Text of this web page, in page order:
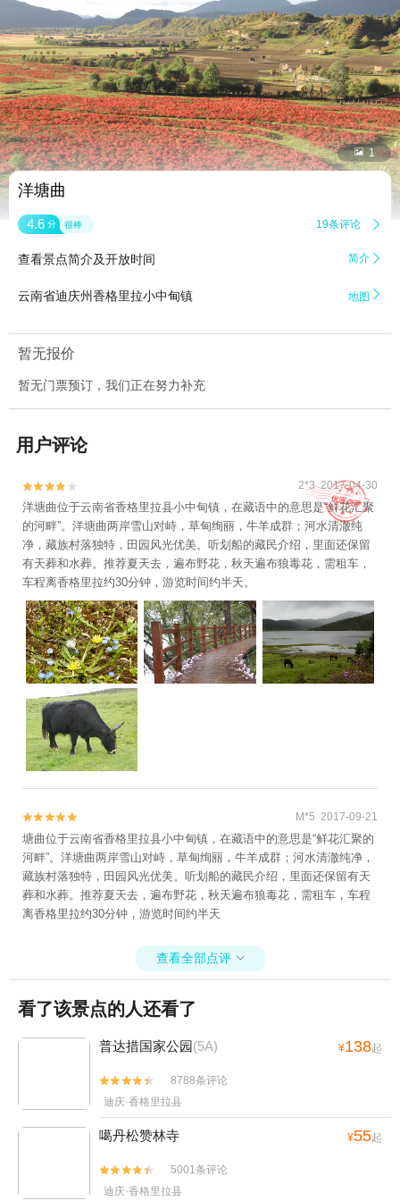
 1
洋塘曲
4.6 分 很棒 19条评论 
查看景点简介及开放时间 简介 
云南省迪庆州香格里拉小中甸镇 地图 
暂无报价
暂无门票预订，我们正在努力补充
用户评论

 2*3 2017-04-30
洋塘曲位于云南省香格里拉县小中甸镇，在藏语中的意思是“鲜花汇聚
的河畔”。洋塘曲两岸雪山对峙，草甸绚丽，牛羊成群；河水清澈纯
净，藏族村落独特，田园风光优美。听划船的藏民介绍，里面还保留
有天葬和水葬。推荐夏天去，遍布野花，秋天遍布狼毒花，需租车，
车程离香格里拉约30分钟，游览时间约半天。

 M*5 2017-09-21
塘曲位于云南省香格里拉县小中甸镇，在藏语中的意思是“鲜花汇聚的
河畔”。洋塘曲两岸雪山对峙，草甸绚丽，牛羊成群；河水清澈纯净，
藏族村落独特，田园风光优美。听划船的藏民介绍，里面还保留有天
葬和水葬。推荐夏天去，遍布野花，秋天遍布狼毒花，需租车，车程
离香格里拉约30分钟，游览时间约半天
查看全部点评 
看了该景点的人还看了
普达措国家公园(5A) ¥138起


8788条评论
迪庆·香格里拉县
噶丹松赞林寺 ¥55起


5001条评论
迪庆·香格里拉县